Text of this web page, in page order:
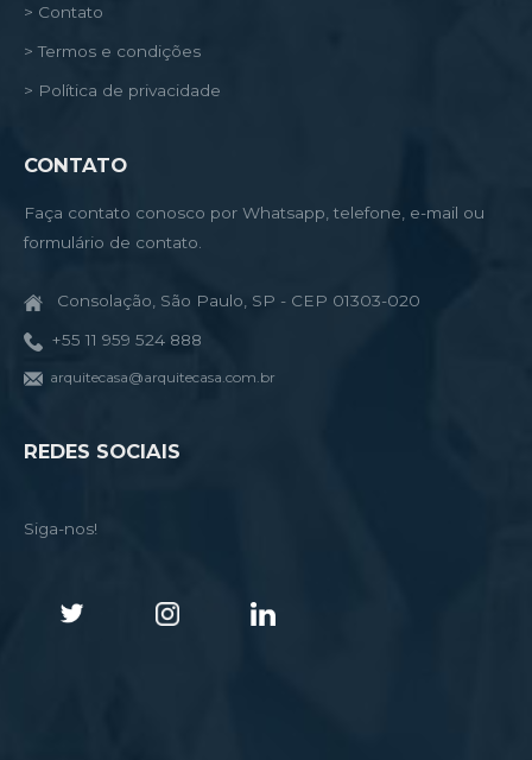
> Contato
> Termos e condições
> Política de privacidade
CONTATO
Faça contato conosco por Whatsapp, telefone, e-mail ou
formulário de contato.
Consolação, São Paulo, SP - CEP 01303-020
+55 11 959 524 888
arquitecasa@arquitecasa.com.br
REDES SOCIAIS
Siga-nos!